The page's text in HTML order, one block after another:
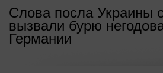
Слова посла Украины
вызвали бурю
Германии